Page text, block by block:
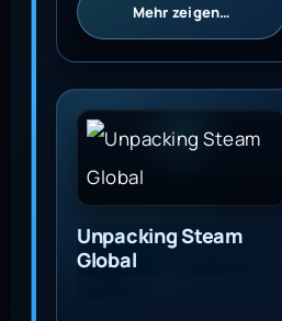
Mehr zeigen…
Unpacking Steam Global
Unpacking Steam
Global